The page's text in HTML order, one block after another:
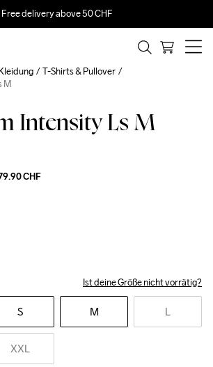
Free delivery above 50 CHF
Intensity Ls M
CHF
Ist deine Größe nicht vorrätig?
S M L
XXL
T-Shirts & Pullover
M